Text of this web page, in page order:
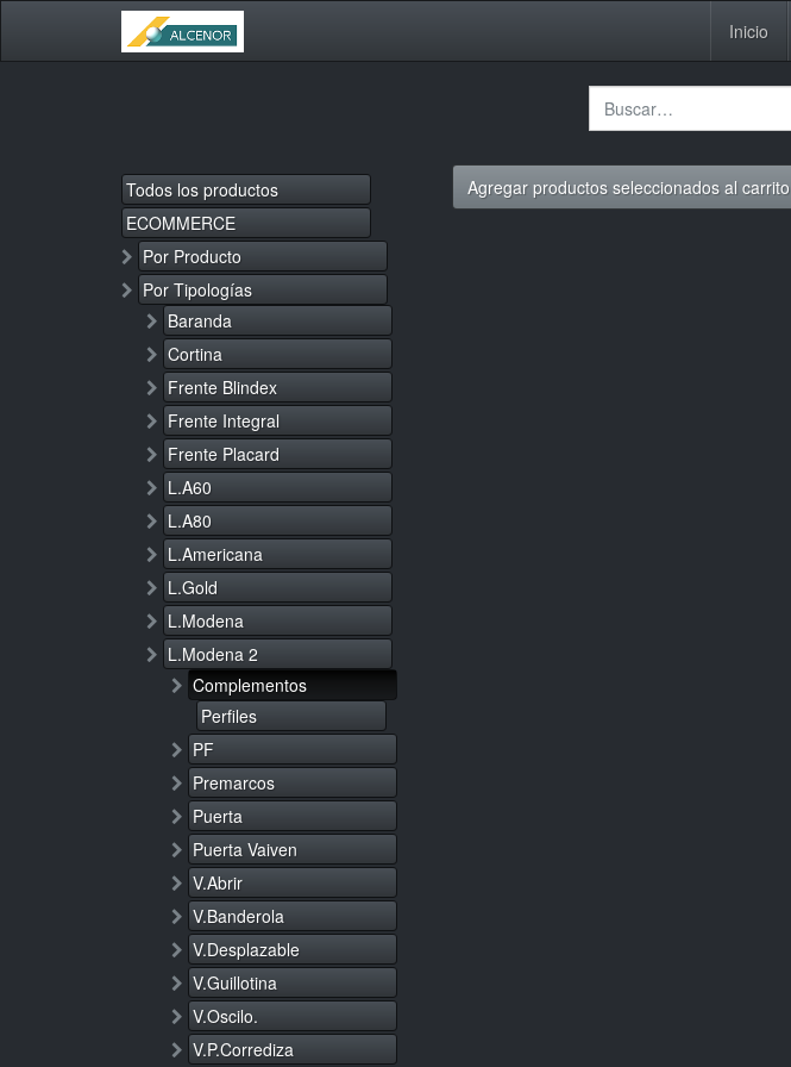
Inicio
Todos los productos
ECOMMERCE
Por Producto
Por Tipologías
Baranda
Cortina
Frente Blindex
Frente Integral
Frente Placard
L.A60
L.A80
L.Americana
L.Gold
L.Modena
L.Modena 2
Complementos
Perfiles
PF
Premarcos
Puerta
Puerta Vaiven
V.Abrir
V.Banderola
V.Desplazable
V.Guillotina
V.Oscilo.
V.P.Corrediza
Agregar productos seleccionados al carrito